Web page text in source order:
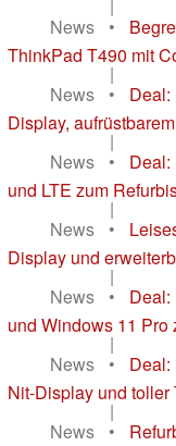
News
•
ThinkPad T490 mit
|
News
•
Deal:
Display,
|
News
•
Deal:
und LTE zum
|
News
•
Display und
|
News
•
Deal:
und Windows 11 Pro
|
News
•
Deal:
Nit-Display und toller
|
News
•